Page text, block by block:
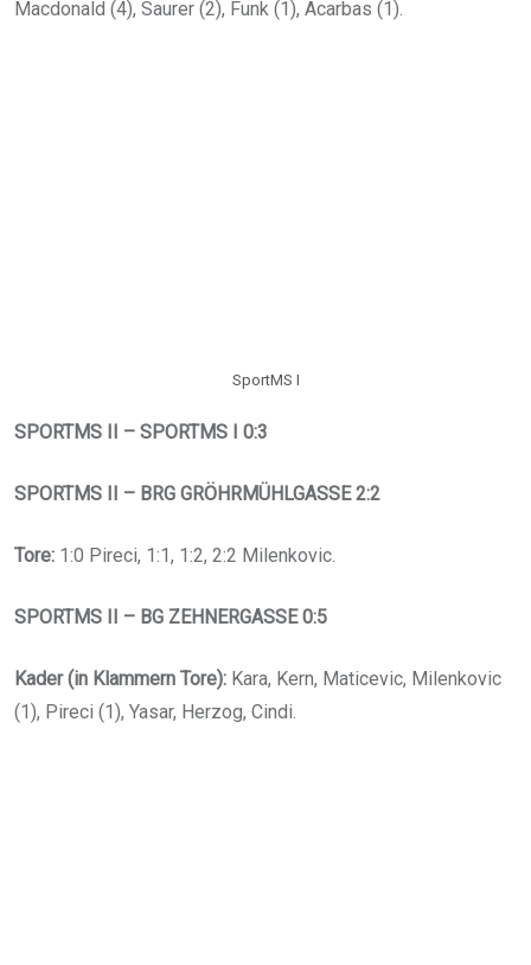
Macdonald (4), Saurer (2), Funk (1), Acarbas (1).
SportMS I
SPORTMS II – SPORTMS I 0:3
SPORTMS II – BRG GRÖHRMÜHLGASSE 2:2
Tore: 1:0 Pireci, 1:1, 1:2, 2:2 Milenkovic.
SPORTMS II – BG ZEHNERGASSE 0:5
Kader (in Klammern Tore): Kara, Kern, Maticevic, Milenkovic
(1), Pireci (1), Yasar, Herzog, Cindi.